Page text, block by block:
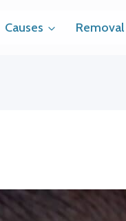
Causes Removal